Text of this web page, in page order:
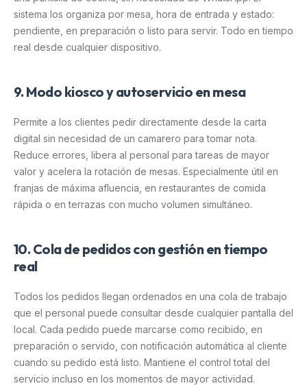
sistema los organiza por mesa, hora de entrada y estado:
pendiente, en preparación o listo para servir. Todo en tiempo
real desde cualquier dispositivo.
9. Modo kiosco y autoservicio en mesa
Permite a los clientes pedir directamente desde la carta
digital sin necesidad de un camarero para tomar nota.
Reduce errores, libera al personal para tareas de mayor
valor y acelera la rotación de mesas. Especialmente útil en
franjas de máxima afluencia, en restaurantes de comida
rápida o en terrazas con mucho volumen simultáneo.
10. Cola de pedidos con gestión en tiempo
real
Todos los pedidos llegan ordenados en una cola de trabajo
que el personal puede consultar desde cualquier pantalla del
local. Cada pedido puede marcarse como recibido, en
preparación o servido, con notificación automática al cliente
cuando su pedido está listo. Mantiene el control total del
servicio incluso en los momentos de mayor actividad.